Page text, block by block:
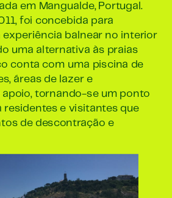
em Mangualde, Portugal.
foi concebida para
balnear no interior
uma alternativa às praias
conta com uma piscina de
áreas de lazer e
tornando-se um ponto
residentes e visitantes que
de descontração e